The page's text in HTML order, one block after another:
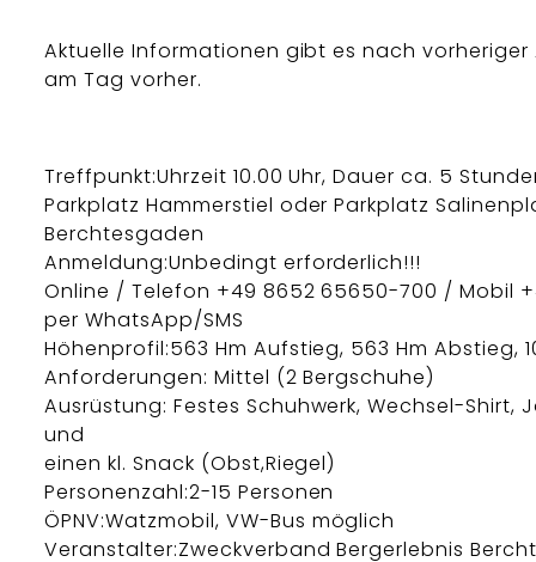
Aktuelle Informationen gibt es nach vorheriger
am Tag vorher.
Treffpunkt:Uhrzeit 10.00 Uhr, Dauer ca. 5
Parkplatz Hammerstiel oder Parkplatz
Berchtesgaden
Anmeldung:Unbedingt erforderlich!!!
Online / Telefon +49 8652 65650-700 / Mobil +49
per WhatsApp/SMS
Höhenprofil:563 Hm Aufstieg, 563 Hm Abstieg,
Anforderungen: Mittel (2 Bergschuhe)
Ausrüstung: Festes Schuhwerk, Wechsel-Shirt,
und
einen kl. Snack (Obst,Riegel)
Personenzahl:2-15 Personen
ÖPNV:Watzmobil, VW-Bus möglich
Veranstalter:Zweckverband Bergerlebnis